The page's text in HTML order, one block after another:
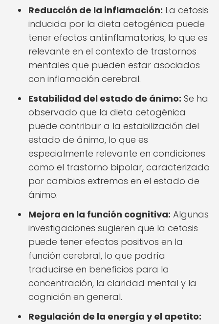
Reducción de la inflamación: La cetosis
inducida por la dieta cetogénica puede
tener efectos antiinflamatorios, lo que es
relevante en el contexto de trastornos
mentales que pueden estar asociados
con inflamación cerebral.
Estabilidad del estado de ánimo: Se ha
observado que la dieta cetogénica
puede contribuir a la estabilización del
estado de ánimo, lo que es
especialmente relevante en condiciones
como el trastorno bipolar, caracterizado
por cambios extremos en el estado de
ánimo.
Mejora en la función cognitiva: Algunas
investigaciones sugieren que la cetosis
puede tener efectos positivos en la
función cerebral, lo que podría
traducirse en beneficios para la
concentración, la claridad mental y la
cognición en general.
Regulación de la energía y el apetito: